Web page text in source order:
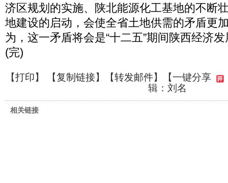
济区规划的实施、陕北能源化工基地的不断
地建设的启动，会使全省土地供需的矛盾更
为，这一矛盾将会是“十二五”期间陕西经济
(完)
【打印】 【复制链接】【转发邮件】
【一键分享
辑：刘名
相关链接